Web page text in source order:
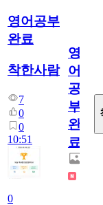
영어공부
완료
착한사람
7
0
0
10:51
0
영
어
공
부
완
료